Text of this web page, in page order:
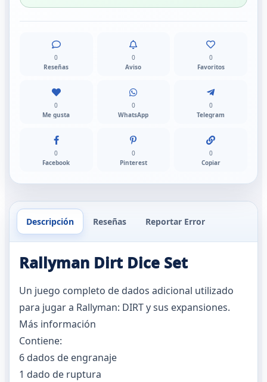
0
Reseñas
0
Aviso
0
Favoritos
0
Me gusta
0
WhatsApp
0
Telegram
0
Facebook
0
Pinterest
0
Copiar
Descripción Reseñas Reportar Error
Rallyman Dirt Dice Set
Un juego completo de dados adicional utilizado
para jugar a Rallyman: DIRT y sus expansiones.
Más información
Contiene:
6 dados de engranaje
1 dado de ruptura